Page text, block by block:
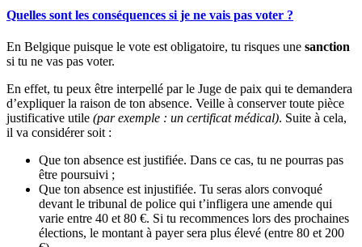
Quelles sont les conséquences si je ne vais pas voter ?
En Belgique puisque le vote est obligatoire, tu risques une sanction
si tu ne vas pas voter.
En effet, tu peux être interpellé par le Juge de paix qui te demandera
d’expliquer la raison de ton absence. Veille à conserver toute pièce
justificative utile (par exemple : un certificat médical). Suite à cela,
il va considérer soit :
Que ton absence est justifiée. Dans ce cas, tu ne pourras pas
être poursuivi ;
Que ton absence est injustifiée. Tu seras alors convoqué
devant le tribunal de police qui t’infligera une amende qui
varie entre 40 et 80 €. Si tu recommences lors des prochaines
élections, le montant à payer sera plus élevé (entre 80 et 200